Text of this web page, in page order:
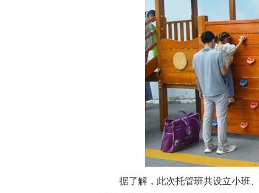
据了解，此次托管班共设立小班